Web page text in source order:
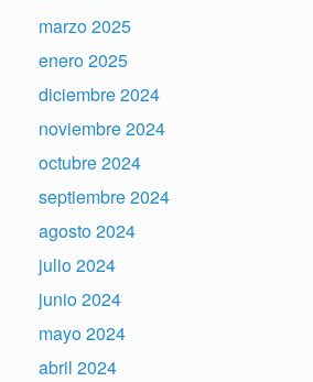
marzo 2025
enero 2025
diciembre 2024
noviembre 2024
octubre 2024
septiembre 2024
agosto 2024
julio 2024
junio 2024
mayo 2024
abril 2024